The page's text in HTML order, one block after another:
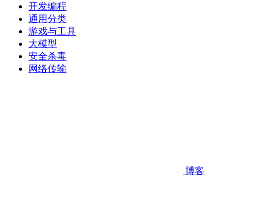
开发编程
通用分类
游戏与工具
大模型
安全杀毒
网络传输
博客